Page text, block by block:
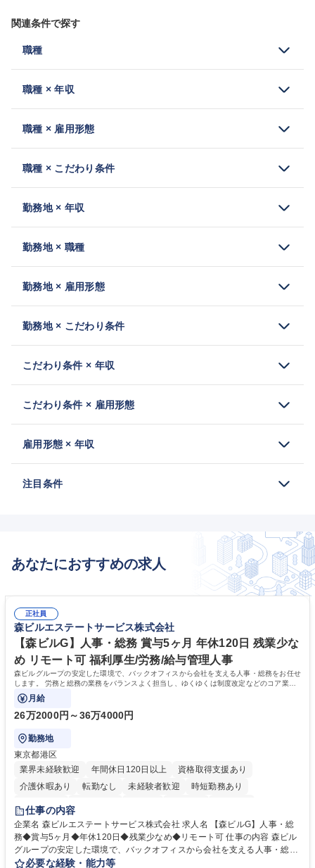
関連条件で探す
職種
職種 × 年収
職種 × 雇用形態
職種 × こだわり条件
勤務地 × 年収
勤務地 × 職種
勤務地 × 雇用形態
勤務地 × こだわり条件
こだわり条件 × 年収
こだわり条件 × 雇用形態
雇用形態 × 年収
注目条件
あなたにおすすめの求人
正社員
森ビルエステートサービス株式会社
【森ビルG】人事・総務 賞与5ヶ月 年休120日 残業少な
め リモート可 福利厚生/労務/給与管理人事
森ビルグループの安定した環境で、バックオフィスから会社を支える人事・総務をお任せ
します。 労務と総務の業務をバランスよく担当し、ゆくゆくは制度改定などのコア業務
にも挑戦できる、やりがいある環境です。
月給
26万2000円～36万4000円
勤務地
東京都港区
業界未経験歓迎
年間休日120日以上
資格取得支援あり
介護休暇あり
転勤なし 未経験者歓迎
時短勤務あり
経験者歓迎
完全週休2日制
交通費支給 長期歓迎 駅近5分以内 土日祝休み
仕事の内容
企業名 森ビルエステートサービス株式会社 求人名 【森ビルG】人事・総
務◆賞与5ヶ月◆年休120日◆残業少なめ◆リモート可 仕事の内容 森ビル
グループの安定した環境で、バックオフィスから会社を支える人事・総務
をお任せします。 労務と総務の業務をバランスよく担当し、ゆくゆくは制
必要な経験・能力等